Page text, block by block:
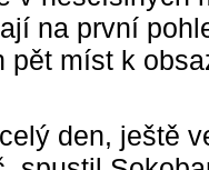
na první
pět míst k
den, ještě